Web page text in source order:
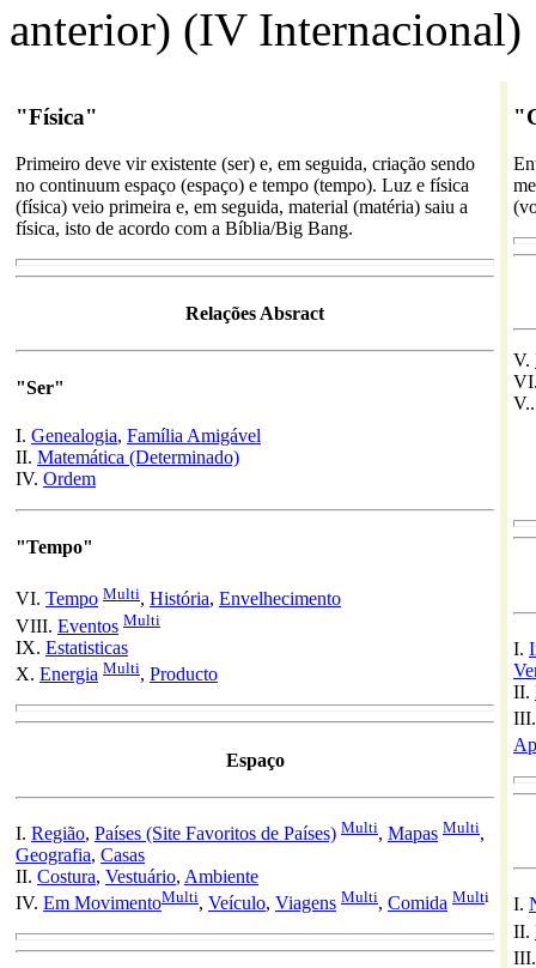
anterior) (IV Internacional)
"Física"
Primeiro deve vir existente (ser) e, em seguida, criação sendo
no continuum espaço (espaço) e tempo (tempo). Luz e física
(física) veio primeira e, em seguida, material (matéria) saiu a
física, isto de acordo com a Bíblia/Big Bang.
Relações Absract
"Ser"
I. Genealogia, Família Amigável
II. Matemática (Determinado)
IV. Ordem
"Tempo"
VI. Tempo Multi, História, Envelhecimento
VIII. Eventos Multi
IX. Estatisticas
X. Energia Multi, Producto
Espaço
I. Região, Países (Site Favoritos de Países) Multi, Mapas Multi,
Geografia, Casas
II. Costura, Vestuário, Ambiente
IV. Em MovimentoMulti, Veículo, Viagens Multi, Comida Multi
V.
I.
II.
I.
II.